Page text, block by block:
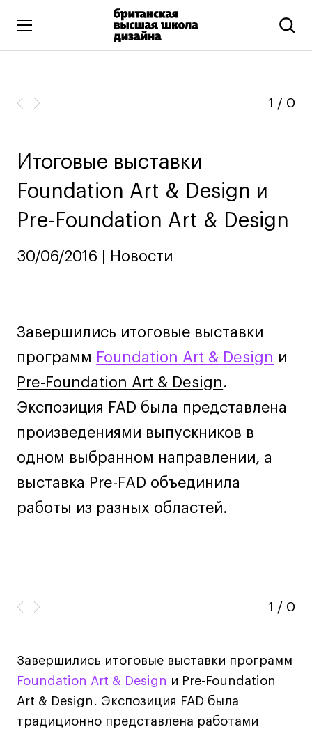
Искусство и дизайн
Все программы
Дополнительное образование
Иллюстрация
Ювелирный дизайн
Фотография и видео
Промышленный и предметный дизайн
Дизайн и декорирование интерьера
Бизнес и маркетинг
Подготовительные курсы и творческое
развитие
Среднесрочные
ИЗО и Керамика
Стайлинг
Современная живопись
UX/UI-дизайн
1 / 0
Итоговые выставки
Foundation Art & Design и
Pre-Foundation Art & Design
30/06/2016 | Новости
Завершились итоговые выставки
программ Foundation Art & Design и
Pre-Foundation Art & Design.
Экспозиция FAD была представлена
произведениями выпускников в
одном выбранном направлении, а
выставка Pre-FAD объединила
работы из разных областей.
1 / 0
Завершились итоговые выставки программ
Foundation Art & Design и Pre-Foundation
Art & Design. Экспозиция FAD была
традиционно представлена работами